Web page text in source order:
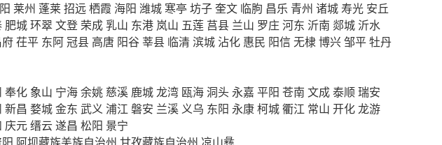
莱州 蓬莱招远 栖霞 海阳 潍城 寒亭 坊子奎文 临朐 昌乐 青州 诸城寿光 安丘
肥城环翠文登 荣成乳山 东港 岚山 五莲 莒县 兰山 罗庄河东 沂南 郯城 沂水
茌平 东阿冠县 高唐 阳谷莘县 临清滨城 沾化 惠民 阳信无棣博兴邹平牡丹
奉化 象山 宁海余姚 慈溪 鹿城龙湾 瓯海洞头 永嘉 平阳 苍南 文成泰顺瑞安
新昌 婺城金东 武义 浦江 磐安 兰溪 义乌 东阳 永康柯城衢江 常山 开化龙游
庆元缙云遂昌 松阳 景宁
阿坝藏族羌族自治州 甘孜藏族自治州 凉山彝